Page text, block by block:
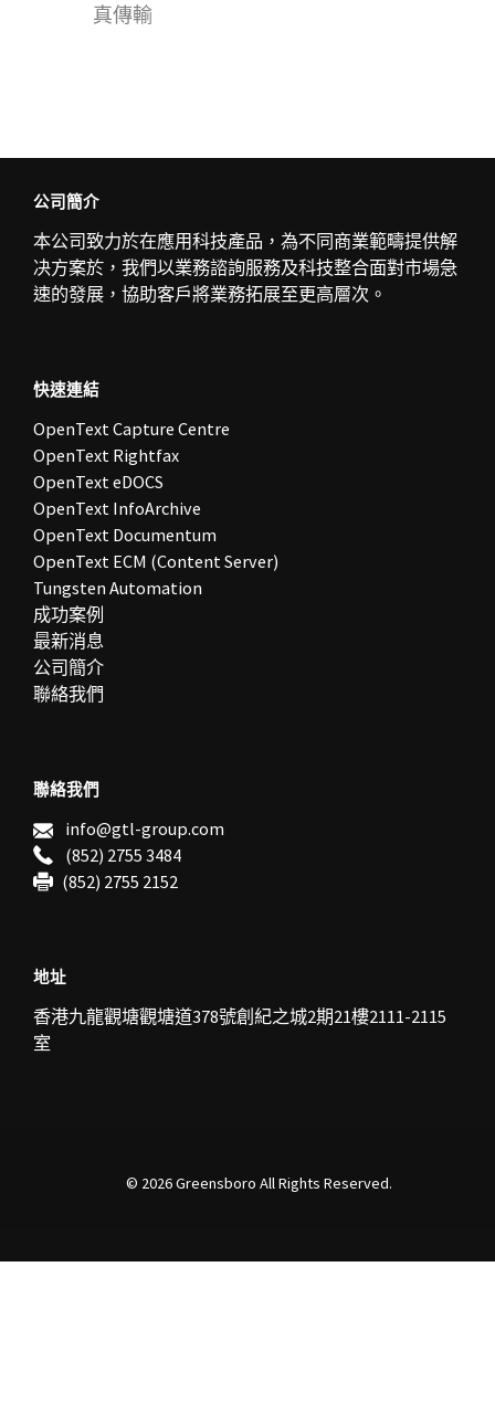
真傳輸
公司簡介
本公司致力於在應用科技產品，為不同商業範疇提供解
决方案於，我們以業務諮詢服務及科技整合面對市場急
速的發展，協助客戶將業務拓展至更高層次。
快速連結
OpenText Capture Centre
OpenText Rightfax
OpenText eDOCS
OpenText InfoArchive
OpenText Documentum
OpenText ECM (Content Server)
Tungsten Automation
成功案例
最新消息
公司簡介
聯絡我們
聯絡我們
info@gtl-group.com
(852) 2755 3484
(852) 2755 2152
地址
香港九龍觀塘觀塘道378號創紀之城2期21樓2111-2115
室
© 2026Greensboro All Rights Reserved.